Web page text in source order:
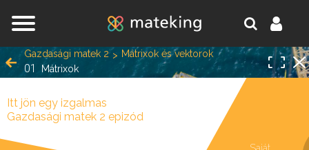
Gazdasági matek 2
Mátrixok és vektorok
Mátrixok
01
Itt jön egy izgalmas
Gazdasági matek 2 epizód